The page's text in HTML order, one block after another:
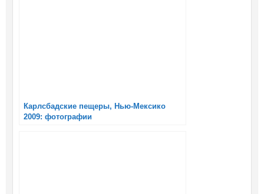
Карлсбадские пещеры, Нью-Мексико
2009: фотографии